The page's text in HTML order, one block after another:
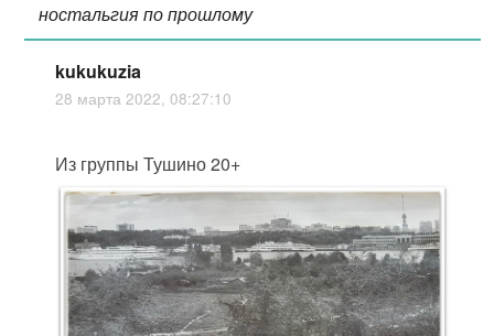
ностальгия по прошлому
kukukuzia
28 марта 2022, 08:27:10
Из группы Тушино 20+